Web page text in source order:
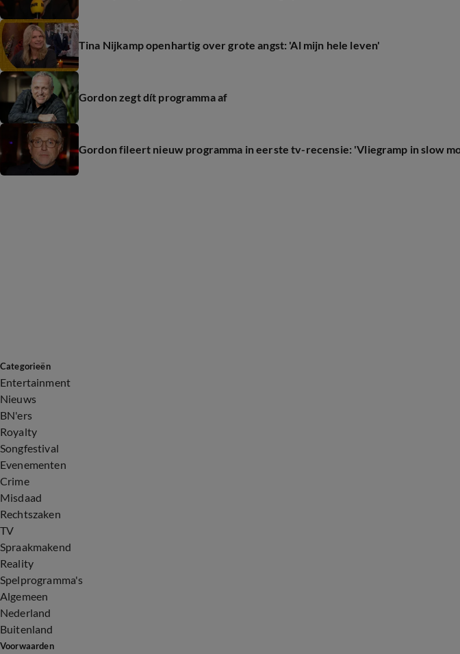
Tina Nijkamp openhartig over grote angst: 'Al mijn hele leven'
Gordon zegt dít programma af
Gordon fileert nieuw programma in eerste tv-recensie: 'Vliegramp in slow
Categorieën
Entertainment
Nieuws
BN'ers
Royalty
Songfestival
Evenementen
Crime
Misdaad
Rechtszaken
TV
Spraakmakend
Reality
Spelprogramma's
Algemeen
Nederland
Buitenland
Voorwaarden